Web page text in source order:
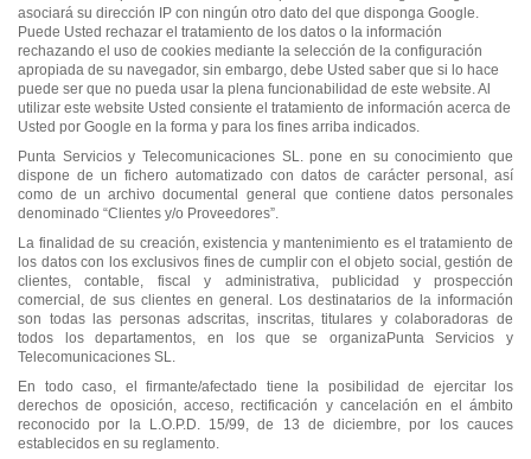
asociará su dirección IP con ningún otro dato del que disponga Google.
Puede Usted rechazar el tratamiento de los datos o la información
rechazando el uso de cookies mediante la selección de la configuración
apropiada de su navegador, sin embargo, debe Usted saber que si lo hace
puede ser que no pueda usar la plena funcionabilidad de este website. Al
utilizar este website Usted consiente el tratamiento de información acerca de
Usted por Google en la forma y para los fines arriba indicados.
Punta Servicios y Telecomunicaciones SL. pone en su conocimiento que
dispone de un fichero automatizado con datos de carácter personal, así
como de un archivo documental general que contiene datos personales
denominado “Clientes y/o Proveedores”.
La finalidad de su creación, existencia y mantenimiento es el tratamiento de
los datos con los exclusivos fines de cumplir con el objeto social, gestión de
clientes, contable, fiscal y administrativa, publicidad y prospección
comercial, de sus clientes en general. Los destinatarios de la información
son todas las personas adscritas, inscritas, titulares y colaboradoras de
todos los departamentos, en los que se organizaPunta Servicios y
Telecomunicaciones SL.
En todo caso, el firmante/afectado tiene la posibilidad de ejercitar los
derechos de oposición, acceso, rectificación y cancelación en el ámbito
reconocido por la L.O.P.D. 15/99, de 13 de diciembre, por los cauces
establecidos en su reglamento.